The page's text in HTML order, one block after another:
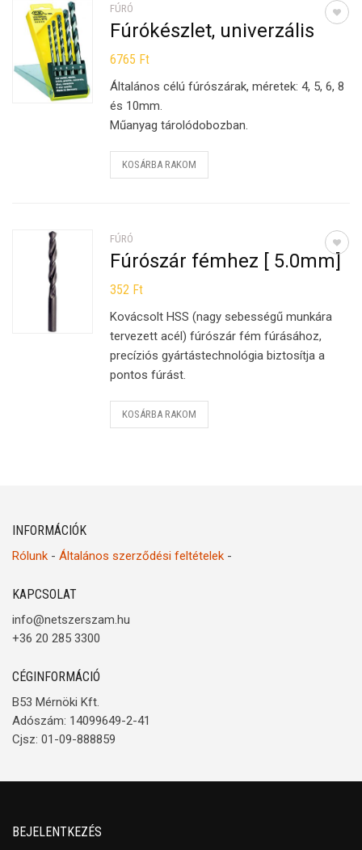
FÚRÓ
Fúrókészlet, univerzális
6765 Ft
Általános célú fúrószárak, méretek: 4, 5, 6, 8
és 10mm.
Műanyag tárolódobozban.
KOSÁRBA RAKOM
FÚRÓ
Fúrószár fémhez [ 5.0mm]
352 Ft
Kovácsolt HSS (nagy sebességű munkára
tervezett acél) fúrószár fém fúrásához,
precíziós gyártástechnológia biztosítja a
pontos fúrást.
KOSÁRBA RAKOM
INFORMÁCIÓK
Rólunk - Általános szerződési feltételek -
KAPCSOLAT
info@netszerszam.hu
+36 20 285 3300
CÉGINFORMÁCIÓ
B53 Mérnöki Kft.
Adószám: 14099649-2-41
Cjsz: 01-09-888859
BEJELENTKEZÉS